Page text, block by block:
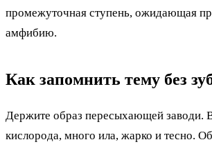
промежуточная ступень, ожидающая
амфибию.
Как запомнить тему без
Держите образ пересыхающей заводи.
кислорода, много ила, жарко и тесно.